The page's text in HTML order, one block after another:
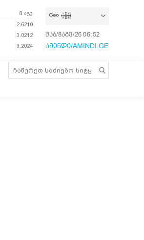
8 აგვ
2.6210
3.0212
3.2024
Geo
შაბ/8აგვ/26 06:52:23
ამინდი/AMINDI.GE